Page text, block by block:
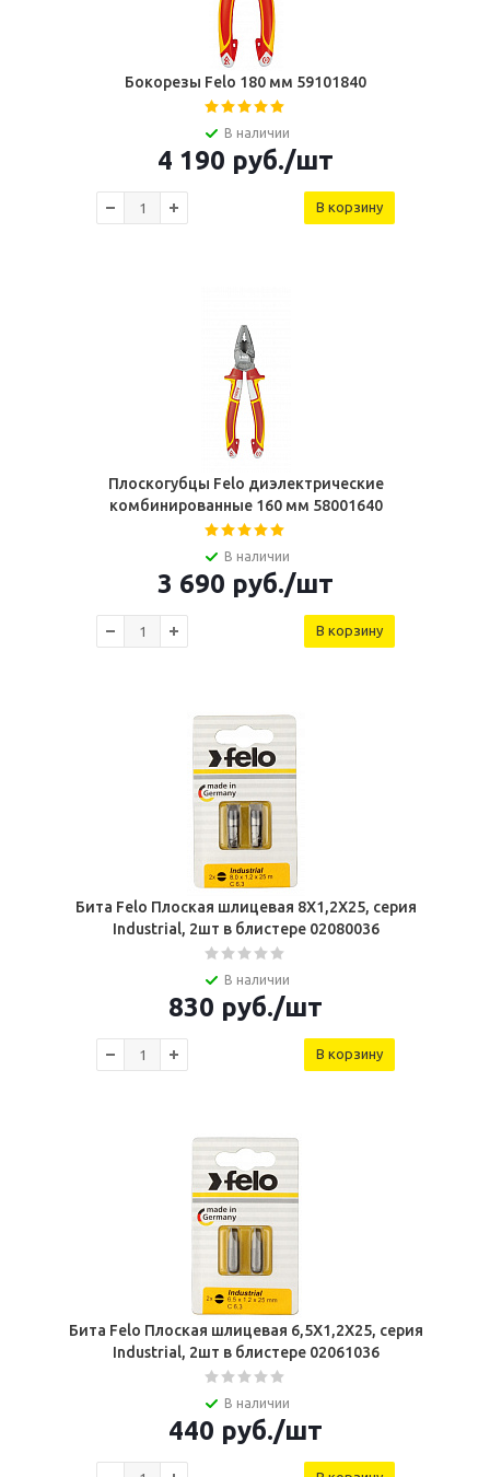
Бокорезы Felo 180 мм 59101840
В наличии
4 190 руб./шт
В корзину
Плоскогубцы Felo диэлектрические
комбинированные 160 мм 58001640
В наличии
3 690 руб./шт
В корзину
Бита Felo Плоская шлицевая 8X1,2X25, серия
Industrial, 2шт в блистере 02080036
В наличии
830 руб./шт
В корзину
Бита Felo Плоская шлицевая 6,5X1,2X25, серия
Industrial, 2шт в блистере 02061036
В наличии
440 руб./шт